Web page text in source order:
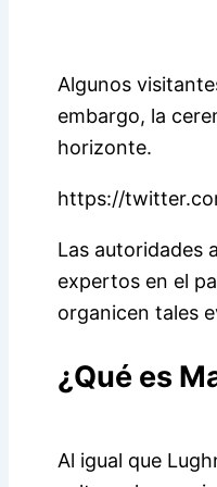
Algunos
embargo, la
horizonte.
https://
Las autoridades
expertos en el
organicen tales
¿Qué es
Al igual que